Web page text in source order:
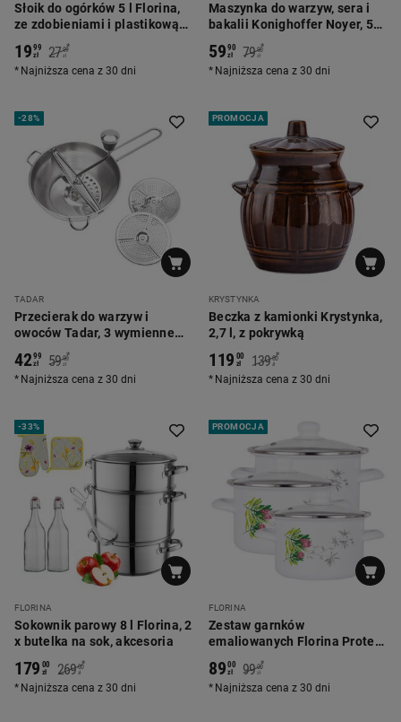
Słoik do ogórków 5 l Florina,
ze zdobieniami i plastikową
1999
zł 27 99
zł
*
Najniższa cena z 30 dni
Maszynka do warzyw, sera i
bakalii Konighoffer Noyer, 5
ostrzy, biała
5990
zł 79 90
zł
*
Najniższa cena z 30 dni
-28%
TADAR
Przecierak do warzyw i
owoców Tadar, 3 wymienne
ostrza, stal nierdzewna
4299
zł 59 90
zł
*
Najniższa cena z 30 dni
PROMOCJA
KRYSTYNKA
Beczka z kamionki Krystynka,
2,7 l, z pokrywką
119 00
zł 139 00
zł
*
Najniższa cena z 30 dni
-33%
FLORINA
Sokownik parowy 8 l Florina, 2
x butelka na sok, akcesoria
179 00
zł 269 00
zł
*
Najniższa cena z 30 dni
PROMOCJA
FLORINA
Zestaw garnków
emaliowanych Florina Protea,
6 elementów
8900
zł 99 00
zł
*
Najniższa cena z 30 dni